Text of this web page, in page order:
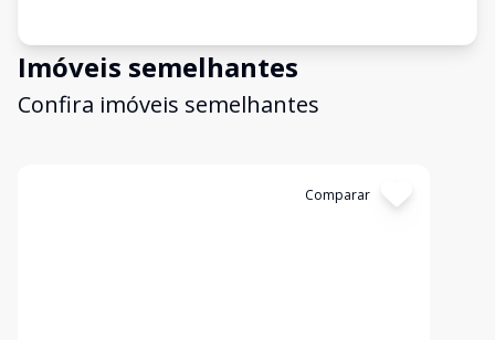
Imóveis semelhantes
Confira imóveis semelhantes
Comparar